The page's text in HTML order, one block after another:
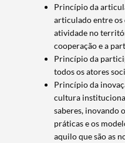
Princípio da
articulado entre os
atividade no
cooperação e a
Princípio da
todos os atores
Princípio da
cultura
saberes, inovando
práticas e os
aquilo que são as